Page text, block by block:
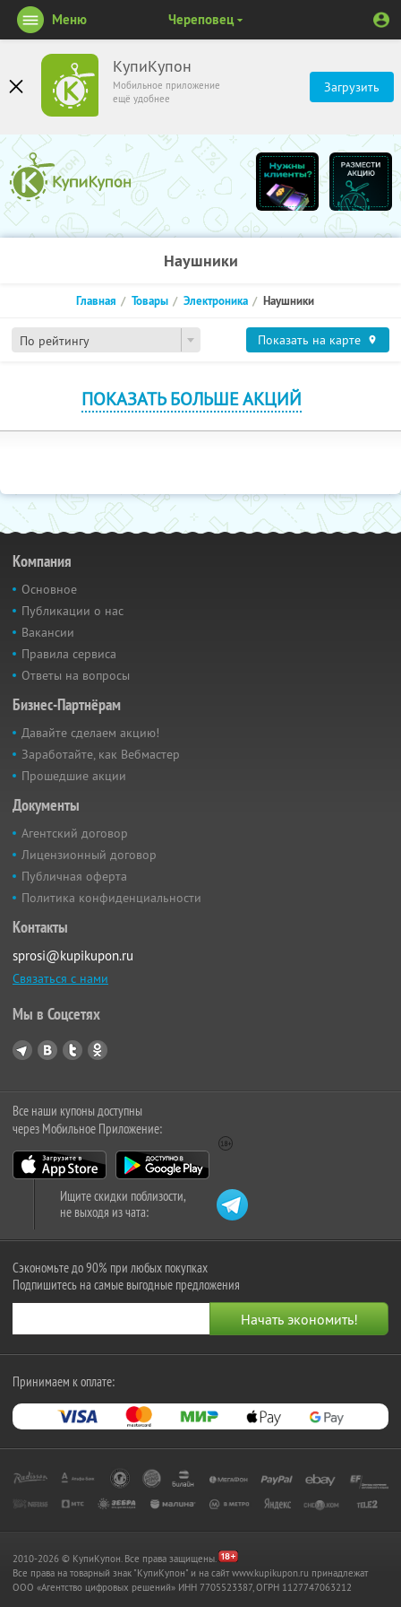
КупиКупон
Мобильное приложение
ещё удобнее
Загрузить
Меню Череповец
Наушники
По рейтингу
Главная Товары Электроника Наушники
Показать на карте
ПОКАЗАТЬ БОЛЬШЕ АКЦИЙ
Компания
Основное
Публикации о нас
Вакансии
Правила сервиса
Ответы на вопросы
Бизнес-Партнёрам
Давайте сделаем акцию!
Заработайте, как Вебмастер
Прошедшие акции
Документы
Агентский договор
Лицензионный договор
Публичная оферта
Политика конфиденциальности
Контакты
sprosi@kupikupon.ru
Связаться с нами
Мы в Соцсетях
Все наши купоны доступны
через Мобильное Приложение:
Ищите скидки поблизости,
не выходя из чата:
Сэкономьте до 90% при любых покупках
Подпишитесь на самые выгодные предложения
Принимаем к оплате:
2010-2026 © КупиКупон. Все права защищены.
Все права на товарный знак "КупиКупон" и на сайт www.kupikupon.ru принадлежат
OOO «Агентство цифровых решений» ИНН 7705523387, ОГРН 1127747063212